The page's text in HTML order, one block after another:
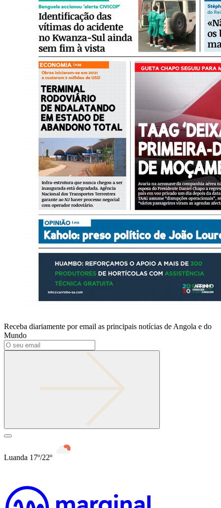
Receba diariamente por email as principais notícias de Angola e do
Mundo
Luanda 17º/22º